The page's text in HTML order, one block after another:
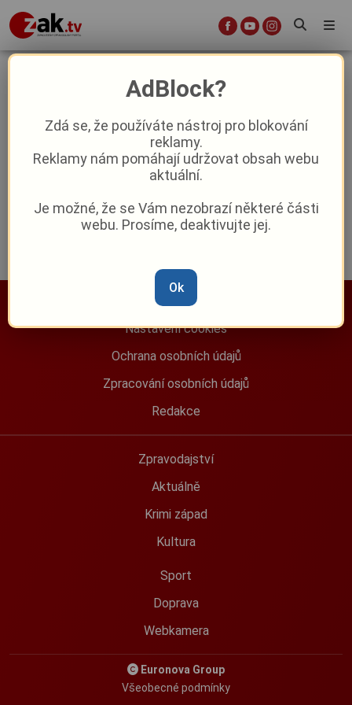
filozofická fakulta
Zájem o studium na ZČU roste:
Přihlášek je přes 17 tisíc, nejvíc táhnou
učitelské obory
Reklama
Nastavení cookies
Ochrana osobních údajů
Zpracování osobních údajů
Redakce
Zpravodajství
Aktuálně
Krimi západ
Kultura
Sport
Doprava
Webkamera
Euronova Group
Všeobecné podmínky
AdBlock?
Zdá se, že používáte nástroj pro blokování
reklamy.
Reklamy nám pomáhají udržovat obsah webu
aktuální.
Je možné, že se Vám nezobrazí některé části
webu. Prosíme, deaktivujte jej.
Ok